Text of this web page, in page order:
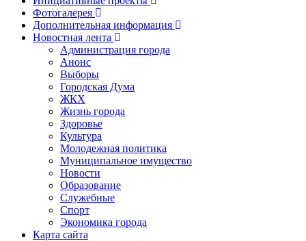
Фотогалерея
Дополнительная информация
Новостная лента
Администрация города
Анонс
Выборы
Городская Дума
ЖКХ
Жизнь города
Здоровье
Культура
Молодежная политика
Муниципальное имущество
Новости
Образование
Служебные
Спорт
Экономика города
Карта сайта